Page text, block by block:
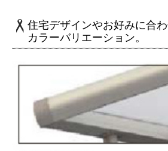
住宅デザインやお好みに合
カラーバリエーション。